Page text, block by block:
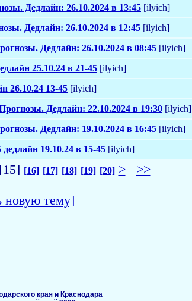
Дедлайн: 26.10.2024 в 13:45 [ilyich]
Дедлайн: 26.10.2024 в 12:45 [ilyich]
Дедлайн: 26.10.2024 в 08:45 [ilyich]
25.10.24 в 21-45 [ilyich]
26.10.24 13-45 [ilyich]
Дедлайн: 22.10.2024 в 19:30 [ilyich]
Дедлайн: 19.10.2024 в 16:45 [ilyich]
19.10.24 в 15-45 [ilyich]
[16] [17] [18] [19] [20] >
>>
новую тему]
края и Краснодара